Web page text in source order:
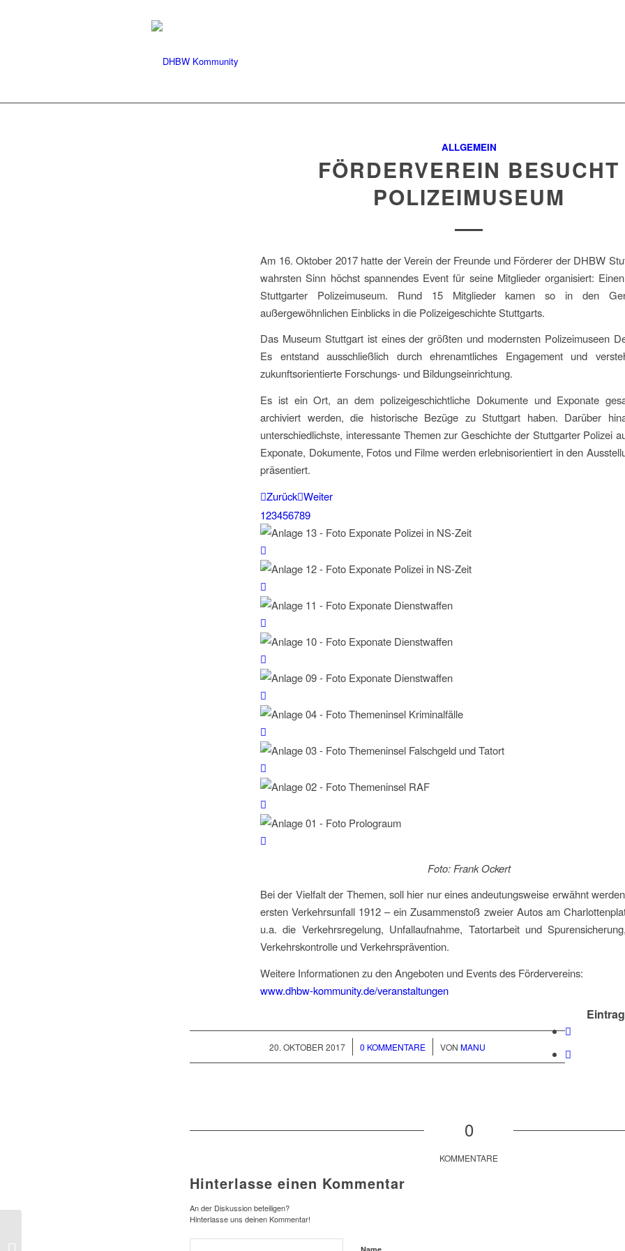
ALLGEMEIN
FÖRDERVEREIN BESUCHT
POLIZEIMUSEUM
Am 16. Oktober 2017 hatte der Verein der Freunde und Förderer der DHBW
wahrsten Sinn höchst spannendes Event für seine Mitglieder organisiert:
Stuttgarter Polizeimuseum. Rund 15 Mitglieder kamen so in den
außergewöhnlichen Einblicks in die Polizeigeschichte Stuttgarts.
Das Museum Stuttgart ist eines der größten und modernsten Polizeimuseen
Es entstand ausschließlich durch ehrenamtliches Engagement und
zukunftsorientierte Forschungs- und Bildungseinrichtung.
Es ist ein Ort, an dem polizeigeschichtliche Dokumente und Exponate
archiviert werden, die historische Bezüge zu Stuttgart haben. Darüber
unterschiedlichste, interessante Themen zur Geschichte der Stuttgarter Polizei
Exponate, Dokumente, Fotos und Filme werden erlebnisorientiert in den
präsentiert.
Zurück Weiter
123456789
Foto: Frank Ockert
Bei der Vielfalt der Themen, soll hier nur eines andeutungsweise erwähnt
ersten Verkehrsunfall 1912 – ein Zusammenstoß zweier Autos am
u.a. die Verkehrsregelung, Unfallaufnahme, Tatortarbeit und
Verkehrskontrolle und Verkehrsprävention.
Weitere Informationen zu den Angeboten und Events des Fördervereins:
www.dhbw-kommunity.de/veranstaltungen
20. OKTOBER 2017
/ 0 KOMMENTARE
/ VON MANU
0
KOMMENTARE
Hinterlasse einen Kommentar
An der Diskussion beteiligen?
Hinterlasse uns deinen Kommentar!